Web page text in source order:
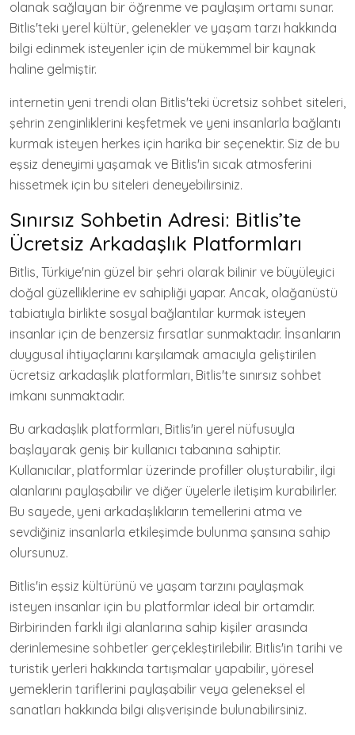
olanak sağlayan bir öğrenme ve paylaşım ortamı sunar.
Bitlis'teki yerel kültür, gelenekler ve yaşam tarzı hakkında
bilgi edinmek isteyenler için de mükemmel bir kaynak
haline gelmiştir.
internetin yeni trendi olan Bitlis'teki ücretsiz sohbet siteleri,
şehrin zenginliklerini keşfetmek ve yeni insanlarla bağlantı
kurmak isteyen herkes için harika bir seçenektir. Siz de bu
eşsiz deneyimi yaşamak ve Bitlis'in sıcak atmosferini
hissetmek için bu siteleri deneyebilirsiniz.
Sınırsız Sohbetin Adresi: Bitlis’te
Ücretsiz Arkadaşlık Platformları
Bitlis, Türkiye'nin güzel bir şehri olarak bilinir ve büyüleyici
doğal güzelliklerine ev sahipliği yapar. Ancak, olağanüstü
tabiatıyla birlikte sosyal bağlantılar kurmak isteyen
insanlar için de benzersiz fırsatlar sunmaktadır. İnsanların
duygusal ihtiyaçlarını karşılamak amacıyla geliştirilen
ücretsiz arkadaşlık platformları, Bitlis'te sınırsız sohbet
imkanı sunmaktadır.
Bu arkadaşlık platformları, Bitlis'in yerel nüfusuyla
başlayarak geniş bir kullanıcı tabanına sahiptir.
Kullanıcılar, platformlar üzerinde profiller oluşturabilir, ilgi
alanlarını paylaşabilir ve diğer üyelerle iletişim kurabilirler.
Bu sayede, yeni arkadaşlıkların temellerini atma ve
sevdiğiniz insanlarla etkileşimde bulunma şansına sahip
olursunuz.
Bitlis'in eşsiz kültürünü ve yaşam tarzını paylaşmak
isteyen insanlar için bu platformlar ideal bir ortamdır.
Birbirinden farklı ilgi alanlarına sahip kişiler arasında
derinlemesine sohbetler gerçekleştirilebilir. Bitlis'in tarihi ve
turistik yerleri hakkında tartışmalar yapabilir, yöresel
yemeklerin tariflerini paylaşabilir veya geleneksel el
sanatları hakkında bilgi alışverişinde bulunabilirsiniz.